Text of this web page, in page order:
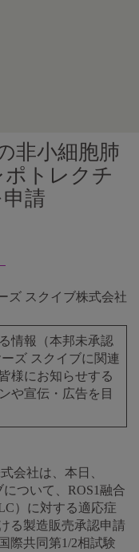
非小細胞肺
トレクチ
請
ズ スクイブ株式会社
情報（本邦未承認
ズ スクイブに関連
様にお知らせする
や宣伝・広告を目
会社は、本日、
ついて、ROS1融合
）に対する適応症
る製造販売承認申請
際共同第1/2相試験